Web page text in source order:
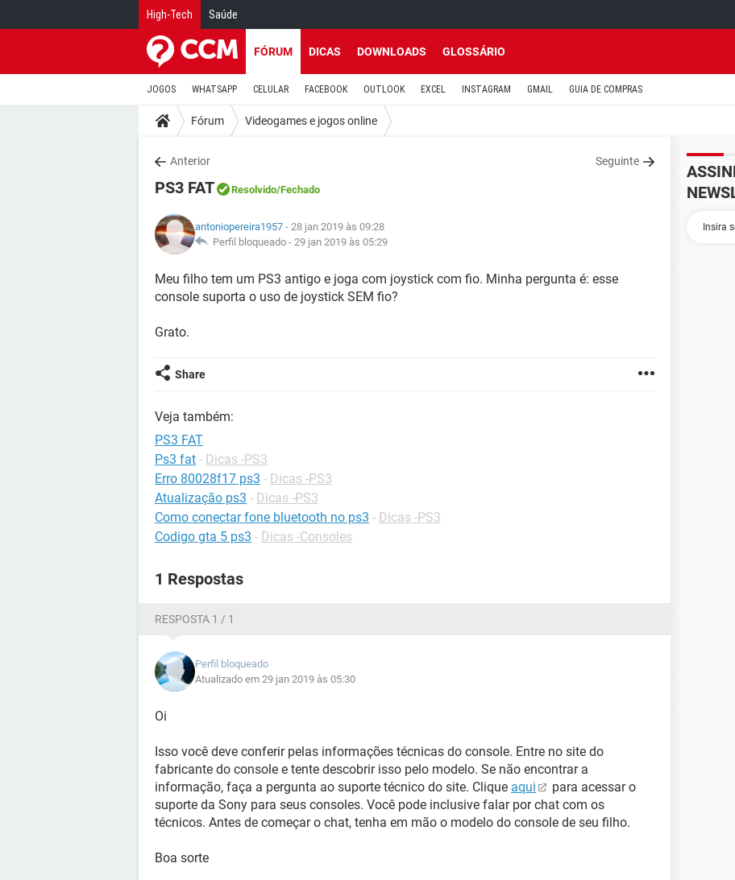
High-Tech Saúde
FÓRUM DICAS DOWNLOADS GLOSSÁRIO
JOGOS WHATSAPP CELULAR FACEBOOK OUTLOOK EXCEL INSTAGRAM GMAIL GUIA DE COMPRAS
Fórum Videogames e jogos online
Anterior Seguinte
PS3 FAT Resolvido/Fechado
antoniopereira1957 - 28 jan 2019 às 09:28
Perfil bloqueado - 29 jan 2019 às 05:29
Meu filho tem um PS3 antigo e joga com joystick com fio. Minha pergunta é: esse
console suporta o uso de joystick SEM fio?
Grato.
Share
Veja também:
PS3 FAT
Ps3 fat - Dicas -PS3
Erro 80028f17 ps3 - Dicas -PS3
Atualização ps3 - Dicas -PS3
Como conectar fone bluetooth no ps3 - Dicas -PS3
Codigo gta 5 ps3 - Dicas -Consoles
1 Respostas
RESPOSTA 1 / 1
Perfil bloqueado
Atualizado em 29 jan 2019 às 05:30
Oi
Isso você deve conferir pelas informações técnicas do console. Entre no site do
fabricante do console e tente descobrir isso pelo modelo. Se não encontrar a
informação, faça a pergunta ao suporte técnico do site. Clique aqui
para acessar o
suporte da Sony para seus consoles. Você pode inclusive falar por chat com os
técnicos. Antes de começar o chat, tenha em mão o modelo do console de seu filho.
Boa sorte